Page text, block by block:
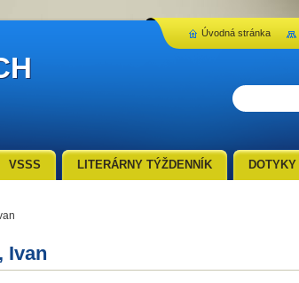
Ivan
VSSS LITERÁRNY TÝŽDENNÍK DOTYKY
Úvodná stránka